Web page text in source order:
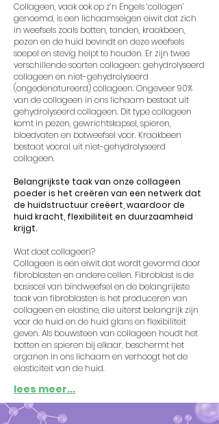
Collageen, vaak ook op z’n Engels ‘collagen’
genoemd, is een lichaamseigen eiwit dat zich
in weefsels zoals botten, tanden, kraakbeen,
pezen en de huid bevindt en deze weefsels
soepel en stevig helpt te houden. Er zijn twee
verschillende soorten collageen: gehydrolyseerd
collageen en niet-gehydrolyseerd
(ongedenatureerd) collageen. Ongeveer 90%
van de collageen in ons lichaam bestaat uit
gehydrolyseerd collageen. Dit type collageen
komt in pezen, gewrichtskapsel, spieren,
bloedvaten en botweefsel voor. Kraakbeen
bestaat vooral uit niet-gehydrolyseerd
collageen.
Belangrijkste taak van onze collageen
poeder is het creëren van een netwerk dat
de huidstructuur creëert, waardoor de
huid kracht, flexibiliteit en duurzaamheid
krijgt.
Wat doet collageen?
Collageen is een eiwit dat wordt gevormd door
fibroblasten en andere cellen. Fibroblast is de
basiscel van bindweefsel en de belangrijkste
taak van fibroblasten is het produceren van
collageen en elastine, die uiterst belangrijk zijn
voor de huid en de huid glans en flexibiliteit
geven. Als bouwsteen van collageen houdt het
botten en spieren bij elkaar, beschermt het
organen in ons lichaam en verhoogt het de
elasticiteit van de huid.
lees meer...